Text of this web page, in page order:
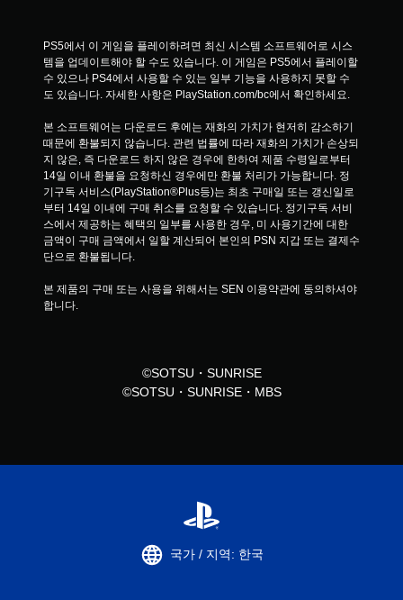
PS5에서 이 게임을 플레이하려면 최신 시스템 소프트웨어로 시스
템을 업데이트해야 할 수도 있습니다. 이 게임은 PS5에서 플레이할
수 있으나 PS4에서 사용할 수 있는 일부 기능을 사용하지 못할 수
도 있습니다. 자세한 사항은 PlayStation.com/bc에서 확인하세요.
본 소프트웨어는 다운로드 후에는 재화의 가치가 현저히 감소하기
때문에 환불되지 않습니다. 관련 법률에 따라 재화의 가치가 손상되
지 않은, 즉 다운로드 하지 않은 경우에 한하여 제품 수령일로부터
14일 이내 환불을 요청하신 경우에만 환불 처리가 가능합니다. 정
기구독 서비스(PlayStation®Plus등)는 최초 구매일 또는 갱신일로
부터 14일 이내에 구매 취소를 요청할 수 있습니다. 정기구독 서비
스에서 제공하는 혜택의 일부를 사용한 경우, 미 사용기간에 대한
금액이 구매 금액에서 일할 계산되어 본인의 PSN 지갑 또는 결제수
단으로 환불됩니다.
본 제품의 구매 또는 사용을 위해서는 SEN 이용약관에 동의하셔야
합니다.
©SOTSU・SUNRISE
©SOTSU・SUNRISE・MBS
국가 / 지역: 한국